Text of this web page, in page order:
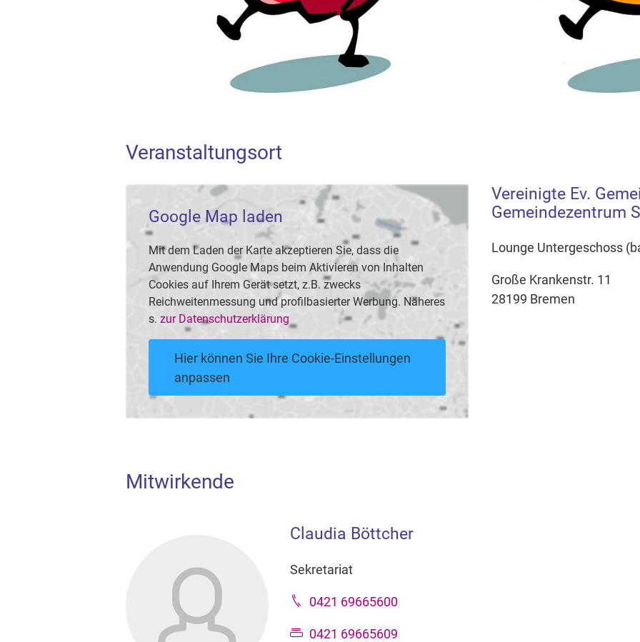
Veranstaltungsort
Google Map laden
Mit dem Laden der Karte akzeptieren Sie, dass die
Anwendung Google Maps beim Aktivieren von Inhalten
Cookies auf Ihrem Gerät setzt, z.B. zwecks
Reichweitenmessung und profilbasierter Werbung. Näheres
s. zur Datenschutzerklärung
Hier können Sie Ihre Cookie-Einstellungen
anpassen
Vereinigte Ev.
Gemeindezentrum
Lounge Untergeschoss
Große Krankenstr. 11
28199 Bremen
Mitwirkende
Claudia Böttcher
Sekretariat
0421 69665600
0421 69665609